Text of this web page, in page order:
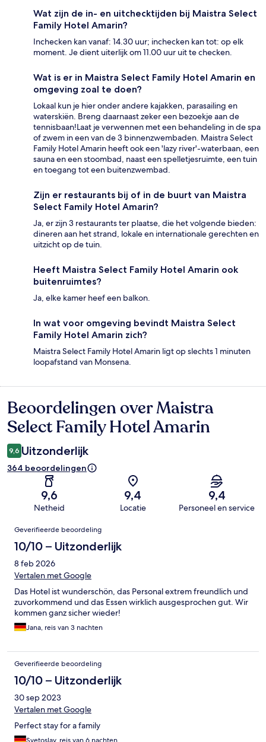
Wat zijn de in- en uitchecktijden bij Maistra Select
Family Hotel Amarin?
Inchecken kan vanaf: 14.30 uur; inchecken kan tot: op elk
moment. Je dient uiterlijk om 11.00 uur uit te checken.
Wat is er in Maistra Select Family Hotel Amarin en
omgeving zoal te doen?
Lokaal kun je hier onder andere kajakken, parasailing en
waterskiën. Breng daarnaast zeker een bezoekje aan de
tennisbaan!Laat je verwennen met een behandeling in de spa
of zwem in een van de 3 binnenzwembaden. Maistra Select
Family Hotel Amarin heeft ook een 'lazy river'-waterbaan, een
sauna en een stoombad, naast een spelletjesruimte, een tuin
en toegang tot een buitenzwembad.
Zijn er restaurants bij of in de buurt van Maistra
Select Family Hotel Amarin?
Ja, er zijn 3 restaurants ter plaatse, die het volgende bieden:
dineren aan het strand, lokale en internationale gerechten en
uitzicht op de tuin.
Heeft Maistra Select Family Hotel Amarin ook
buitenruimtes?
Ja, elke kamer heef een balkon.
In wat voor omgeving bevindt Maistra Select
Family Hotel Amarin zich?
Maistra Select Family Hotel Amarin ligt op slechts 1 minuten
loopafstand van Monsena.
Beoordelingen
Beoordelingen over Maistra
Select Family Hotel Amarin
9,6 Uitzonderlijk
364 beoordelingen
9,6
Netheid
9,4
Locatie
9,4
Personeel en service
Beoordelingen
Geverifieerde beoordeling
10/10 – Uitzonderlijk
8 feb 2026
Vertalen met Google
Das Hotel ist wunderschön, das Personal extrem freundlich und
zuvorkommend und das Essen wirklich ausgesprochen gut. Wir
kommen ganz sicher wieder!
Jana, reis van 3 nachten
Geverifieerde beoordeling
10/10 – Uitzonderlijk
30 sep 2023
Vertalen met Google
Perfect stay for a family
Svetoslav, reis van 6 nachten